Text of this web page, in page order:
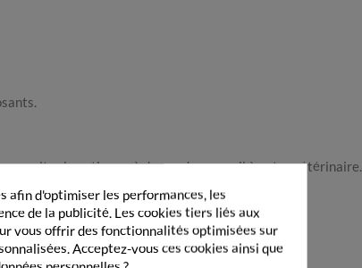
la notice ou à demander conseil à votre vétérinaire.
afin d'optimiser les performances, les
de la publicité. Les cookies tiers liés aux
vous offrir des fonctionnalités optimisées sur
Acceptez-vous ces cookies ainsi que